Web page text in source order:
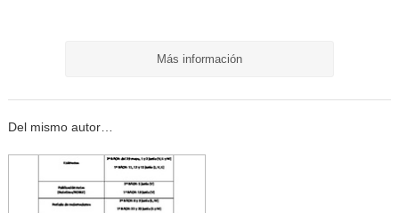
Más información
Del mismo autor…